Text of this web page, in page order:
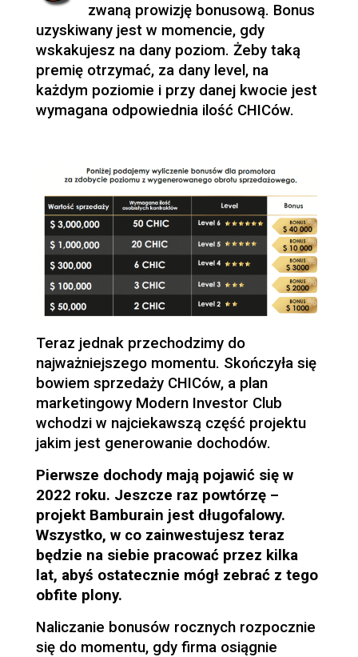
zwaną prowizję bonusową. Bonus
uzyskiwany jest w momencie, gdy
wskakujesz na dany poziom. Żeby taką
premię otrzymać, za dany level, na
każdym poziomie i przy danej kwocie jest
wymagana odpowiednia ilość CHICów.
Teraz jednak przechodzimy do
najważniejszego momentu. Skończyła się
bowiem sprzedaży CHICów, a plan
marketingowy Modern Investor Club
wchodzi w najciekawszą część projektu
jakim jest generowanie dochodów.
Pierwsze dochody mają pojawić się w
2022 roku. Jeszcze raz powtórzę –
projekt Bamburain jest długofalowy.
Wszystko, w co zainwestujesz teraz
będzie na siebie pracować przez kilka
lat, abyś ostatecznie mógł zebrać z tego
obfite plony.
Naliczanie bonusów rocznych rozpocznie
się do momentu, gdy firma osiągnie